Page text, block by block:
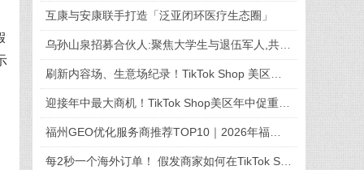
互康与安康联手打造「泛亚闭环医疗生态圈」